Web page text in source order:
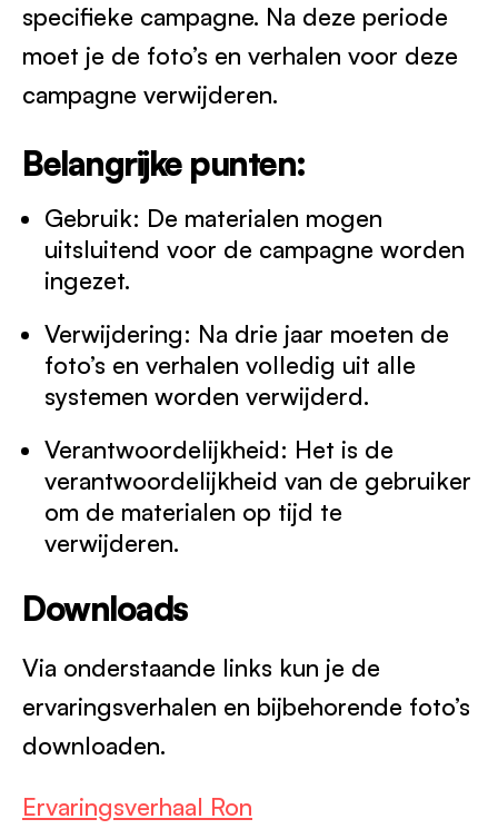
specifieke campagne. Na deze periode
moet je de foto’s en verhalen voor deze
campagne verwijderen.
Belangrijke punten:
Gebruik: De materialen mogen
uitsluitend voor de campagne worden
ingezet.
Verwijdering: Na drie jaar moeten de
foto’s en verhalen volledig uit alle
systemen worden verwijderd.
Verantwoordelijkheid: Het is de
verantwoordelijkheid van de gebruiker
om de materialen op tijd te
verwijderen.
Downloads
Via onderstaande links kun je de
ervaringsverhalen en bijbehorende foto’s
downloaden.
Ervaringsverhaal Ron